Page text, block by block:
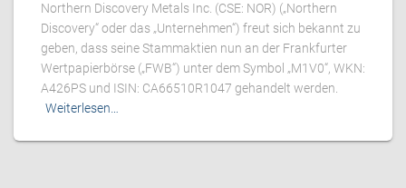
Northern Discovery Metals Inc. (CSE: NOR) („Northern
Discovery“ oder das „Unternehmen“) freut sich bekannt zu
geben, dass seine Stammaktien nun an der Frankfurter
Wertpapierbörse („FWB“) unter dem Symbol „M1V0“, WKN:
A426PS und ISIN: CA66510R1047 gehandelt werden.
Weiterlesen…